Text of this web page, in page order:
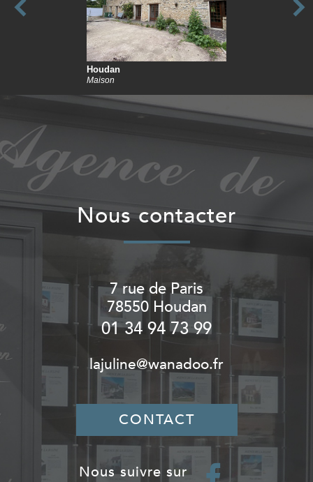
Houdan
Terrain
nous contacter
7 rue de Paris
78550 Houdan
01 34 94 73 99
lajuline@wanadoo.fr
CONTACT
nous suivre sur